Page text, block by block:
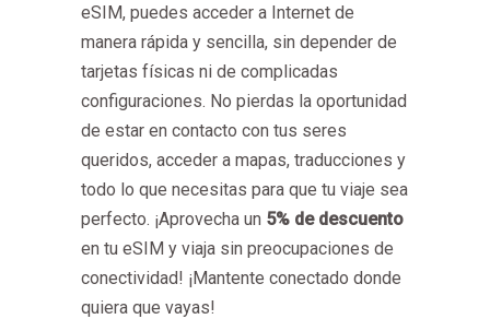
eSIM, puedes acceder a Internet de
manera rápida y sencilla, sin depender de
tarjetas físicas ni de complicadas
configuraciones. No pierdas la oportunidad
de estar en contacto con tus seres
queridos, acceder a mapas, traducciones y
todo lo que necesitas para que tu viaje sea
perfecto. ¡Aprovecha un 5% de descuento
en tu eSIM y viaja sin preocupaciones de
conectividad! ¡Mantente conectado donde
quiera que vayas!